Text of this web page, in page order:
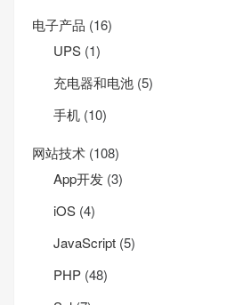
电子产品 (16)
UPS (1)
充电器和电池 (5)
手机 (10)
网站技术 (108)
App开发 (3)
iOS (4)
JavaScript (5)
PHP (48)